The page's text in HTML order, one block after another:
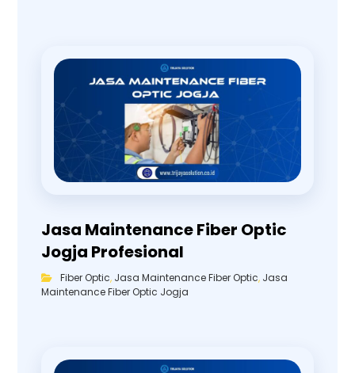
Jasa Maintenance Fiber Optic
Jogja Profesional
Fiber Optic, Jasa Maintenance Fiber Optic, Jasa
Maintenance Fiber Optic Jogja